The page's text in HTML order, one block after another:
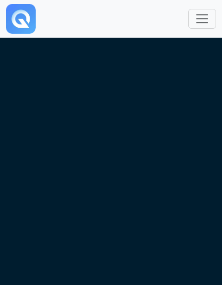
跳转到主要内容